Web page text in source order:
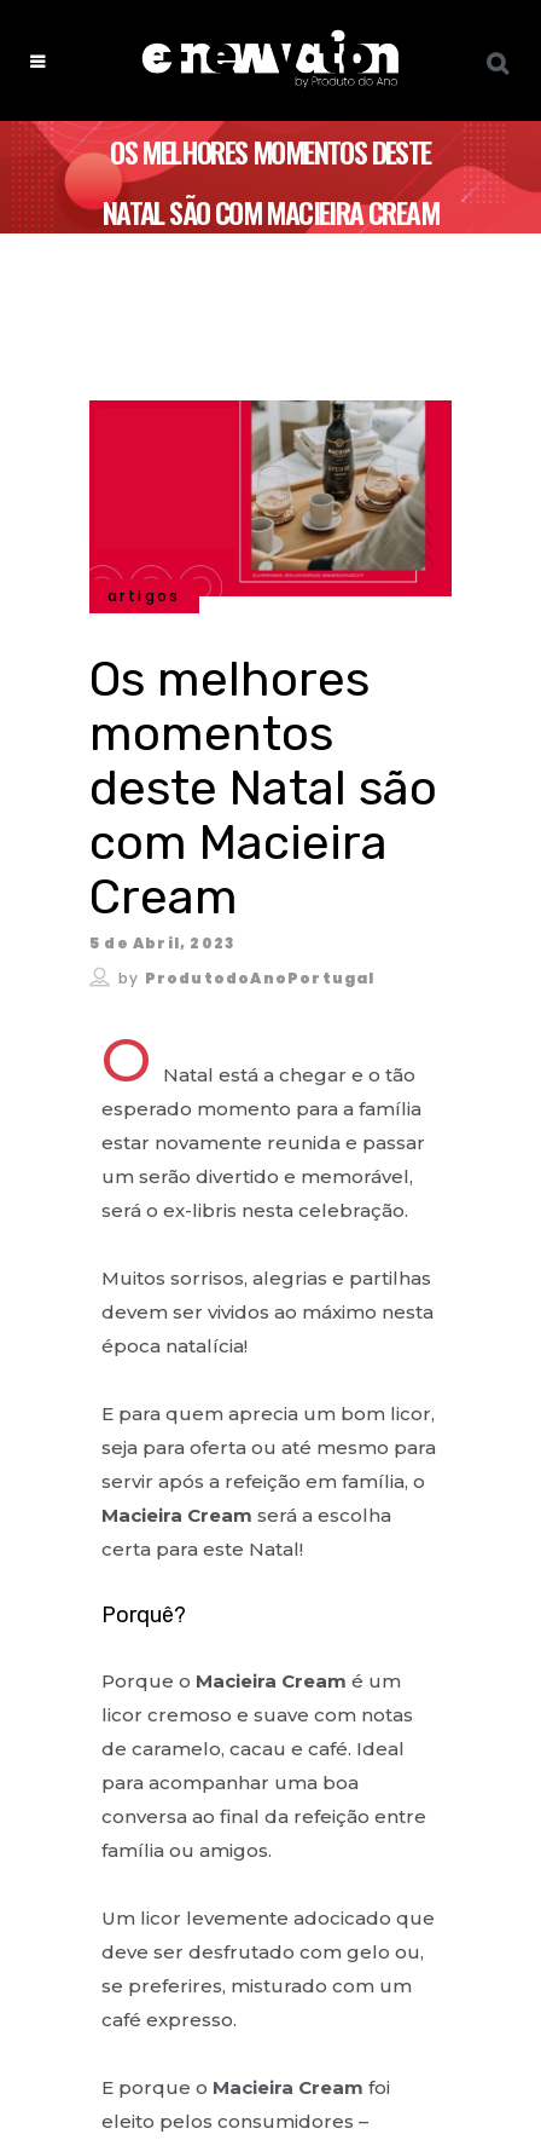
OS MELHORES MOMENTOS DESTE
NATAL SÃO COM MACIEIRA CREAM
artigos
Os melhores
momentos
deste Natal são
com Macieira
Cream
5 de Abril, 2023
by ProdutodoAnoPortugal
O
Natal está a chegar e o tão
esperado momento para a família
estar novamente reunida e passar
um serão divertido e memorável,
será o ex-libris nesta celebração.
Muitos sorrisos, alegrias e partilhas
devem ser vividos ao máximo nesta
época natalícia!
E para quem aprecia um bom licor,
seja para oferta ou até mesmo para
servir após a refeição em família, o
Macieira Cream será a escolha
certa para este Natal!
Porquê?
Porque o Macieira Cream é um
licor cremoso e suave com notas
de caramelo, cacau e café. Ideal
para acompanhar uma boa
conversa ao final da refeição entre
família ou amigos.
Um licor levemente adocicado que
deve ser desfrutado com gelo ou,
se preferires, misturado com um
café expresso.
E porque o Macieira Cream foi
eleito pelos consumidores –